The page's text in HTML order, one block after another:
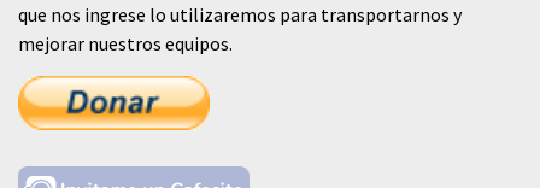
que nos ingrese lo utilizaremos para transportarnos y
mejorar nuestros equipos.